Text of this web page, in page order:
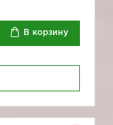
В корзину